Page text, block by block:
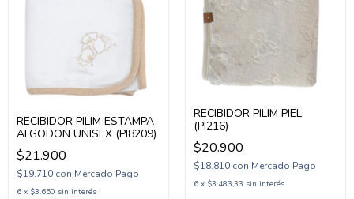
RECIBIDOR PILIM ESTAMPA
ALGODON UNISEX (PI8209)
$21.900
$19.710 con Mercado Pago
6 x $3.650 sin interés
RECIBIDOR PILIM PIEL
(PI216)
$20.900
$18.810 con Mercado Pago
6 x $3.483,33 sin interés